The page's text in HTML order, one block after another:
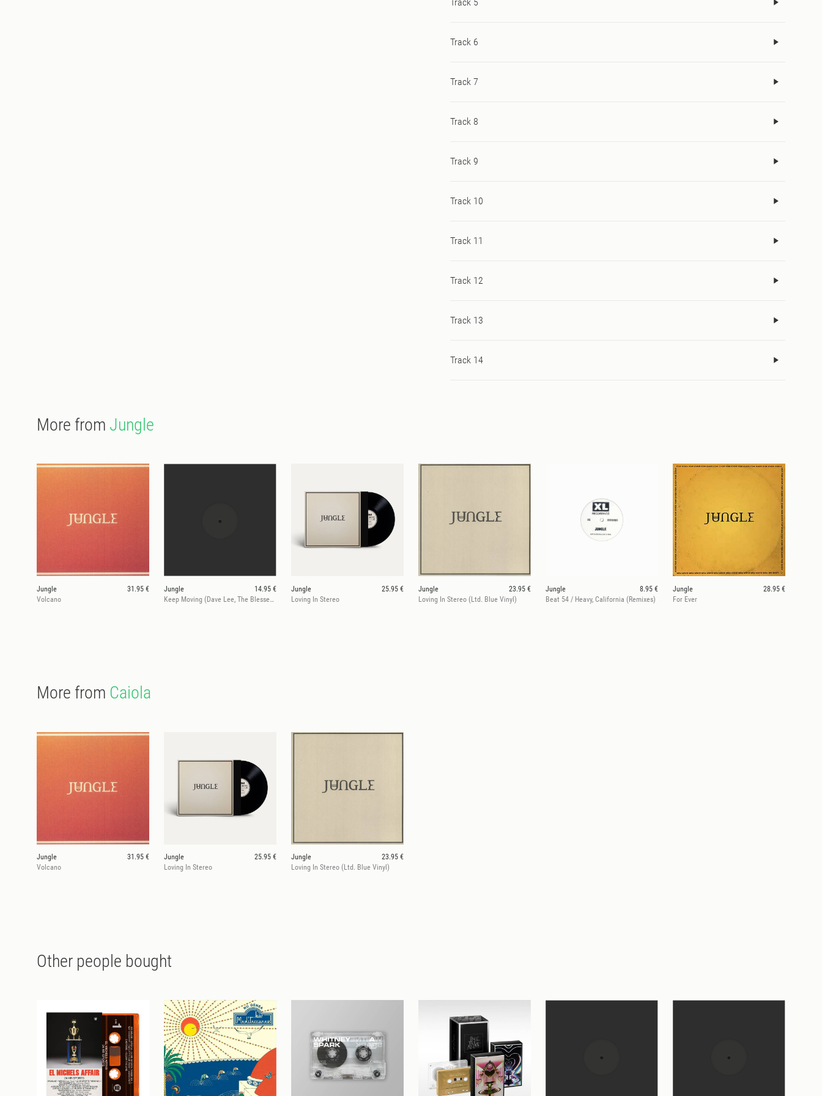
Track 6
Track 7
Track 8
Track 9
Track 10
Track 11
Track 12
Track 13
Track 14
More from Jungle
Jungle
31.95 €
Volcano
Jungle
14.95 €
Keep Moving (Dave Lee, The Blessed Madonna and Gaspard Augé rmxs)
Jungle
25.95 €
Loving In Stereo
Jungle
23.95 €
Loving In Stereo (Ltd. Blue Vinyl)
Jungle
8.95 €
Beat 54 / Heavy, California (Remixes)
Jungle
28.95 €
For Ever
More from Caiola
Jungle
31.95 €
Volcano
Jungle
25.95 €
Loving In Stereo
Jungle
23.95 €
Loving In Stereo (Ltd. Blue Vinyl)
Other people bought